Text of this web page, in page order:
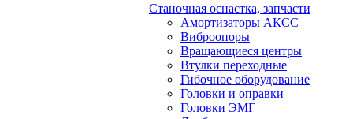
Станочная оснастка, запчасти
Амортизаторы АКСС
Виброопоры
Вращающиеся центры
Втулки переходные
Гибочное оборудование
Головки и оправки
Головки ЭМГ